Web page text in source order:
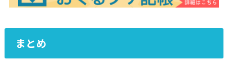
まとめ